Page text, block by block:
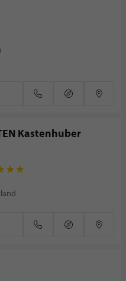
Kastenhuber